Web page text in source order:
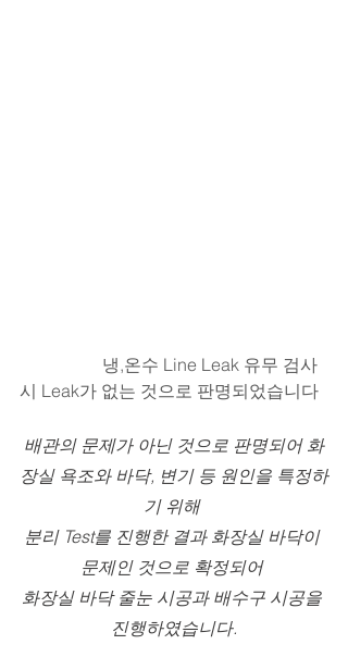
시 Leak가 없는 것으로 판명되었습니다
배관의 문제가 아닌 것으로 판명되어 화
장실 욕조와 바닥, 변기 등 원인을 특정하
기 위해
분리 Test를 진행한 결과 화장실 바닥이
문제인 것으로 확정되어
화장실 바닥 줄눈 시공과 배수구 시공을
진행하였습니다.